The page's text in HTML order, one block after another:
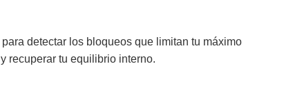
detectar los bloqueos que limitan tu máximo
recuperar tu equilibrio interno.